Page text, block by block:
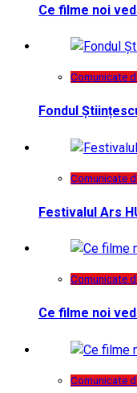
Ce filme noi
Comunicate
Fondul
Comunicate
Festivalul Ars
Comunicate
Ce filme noi
Comunicate